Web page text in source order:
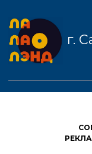
г. Самара